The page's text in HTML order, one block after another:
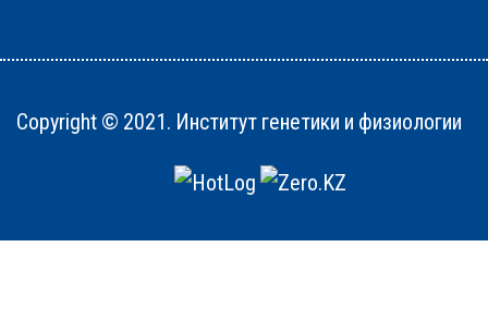
Copyright © 2021. Институт генетики и физиологии